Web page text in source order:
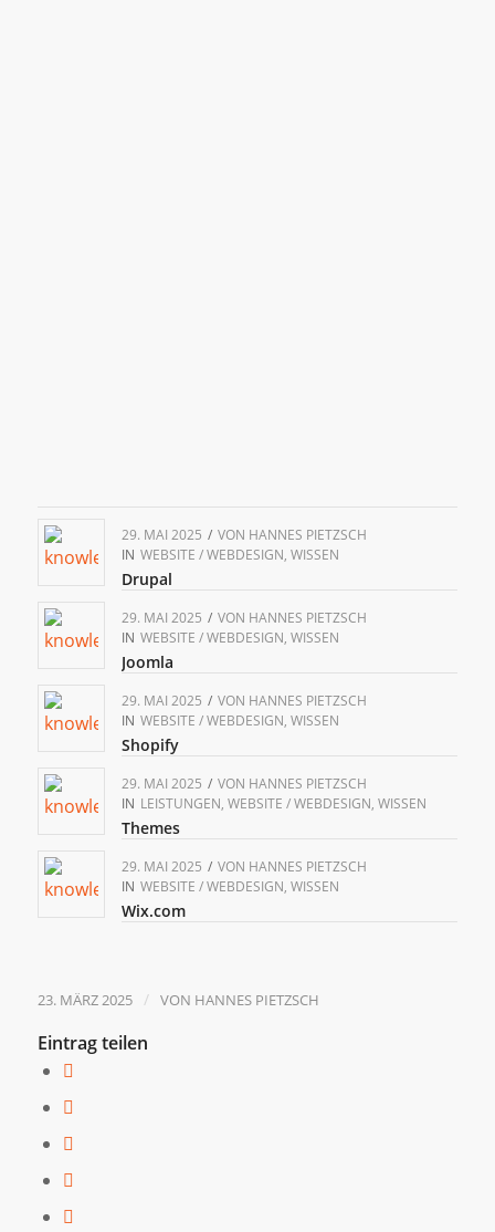
29. MAI 2025 / VON HANNES PIETZSCH
IN WEBSITE / WEBDESIGN, WISSEN
Drupal
29. MAI 2025 / VON HANNES PIETZSCH
IN WEBSITE / WEBDESIGN, WISSEN
Joomla
29. MAI 2025 / VON HANNES PIETZSCH
IN WEBSITE / WEBDESIGN, WISSEN
Shopify
29. MAI 2025 / VON HANNES PIETZSCH
IN LEISTUNGEN, WEBSITE / WEBDESIGN, WISSEN
Themes
29. MAI 2025 / VON HANNES PIETZSCH
IN WEBSITE / WEBDESIGN, WISSEN
Wix.com
23. MÄRZ 2025 / VON HANNES PIETZSCH
Eintrag teilen